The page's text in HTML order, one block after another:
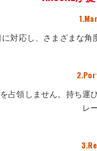
対応し、さまざまな
占領しません。持ち運
レ